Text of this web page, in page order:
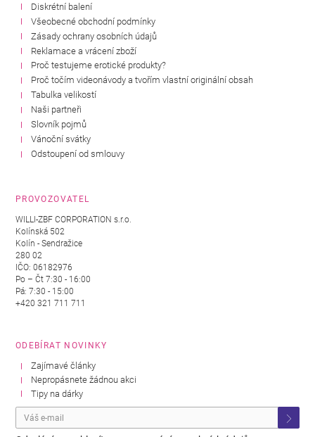
Diskrétní balení
Všeobecné obchodní podmínky
Zásady ochrany osobních údajů
Reklamace a vrácení zboží
Proč testujeme erotické produkty?
Proč točím videonávody a tvořím vlastní originální obsah
Tabulka velikostí
Naši partneři
Slovník pojmů
Vánoční svátky
Odstoupení od smlouvy
PROVOZOVATEL
WILLI-ZBF CORPORATION s.r.o.
Kolínská 502
Kolín - Sendražice
280 02
IČO: 06182976
Po – Čt 7:30 - 16:00
Pá: 7:30 - 15:00
+420 321 711 711
ODEBÍRAT NOVINKY
Zajímavé články
Nepropásnete žádnou akci
Tipy na dárky